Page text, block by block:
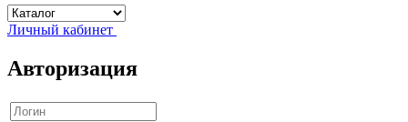
Личный кабинет
Авторизация